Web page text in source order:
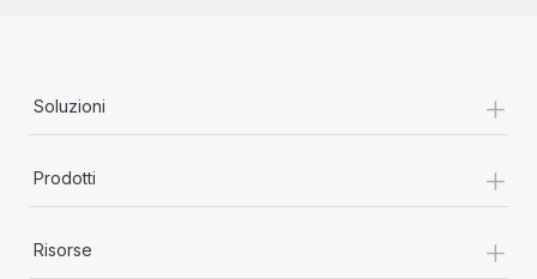
Soluzioni +
Prodotti +
Risorse +